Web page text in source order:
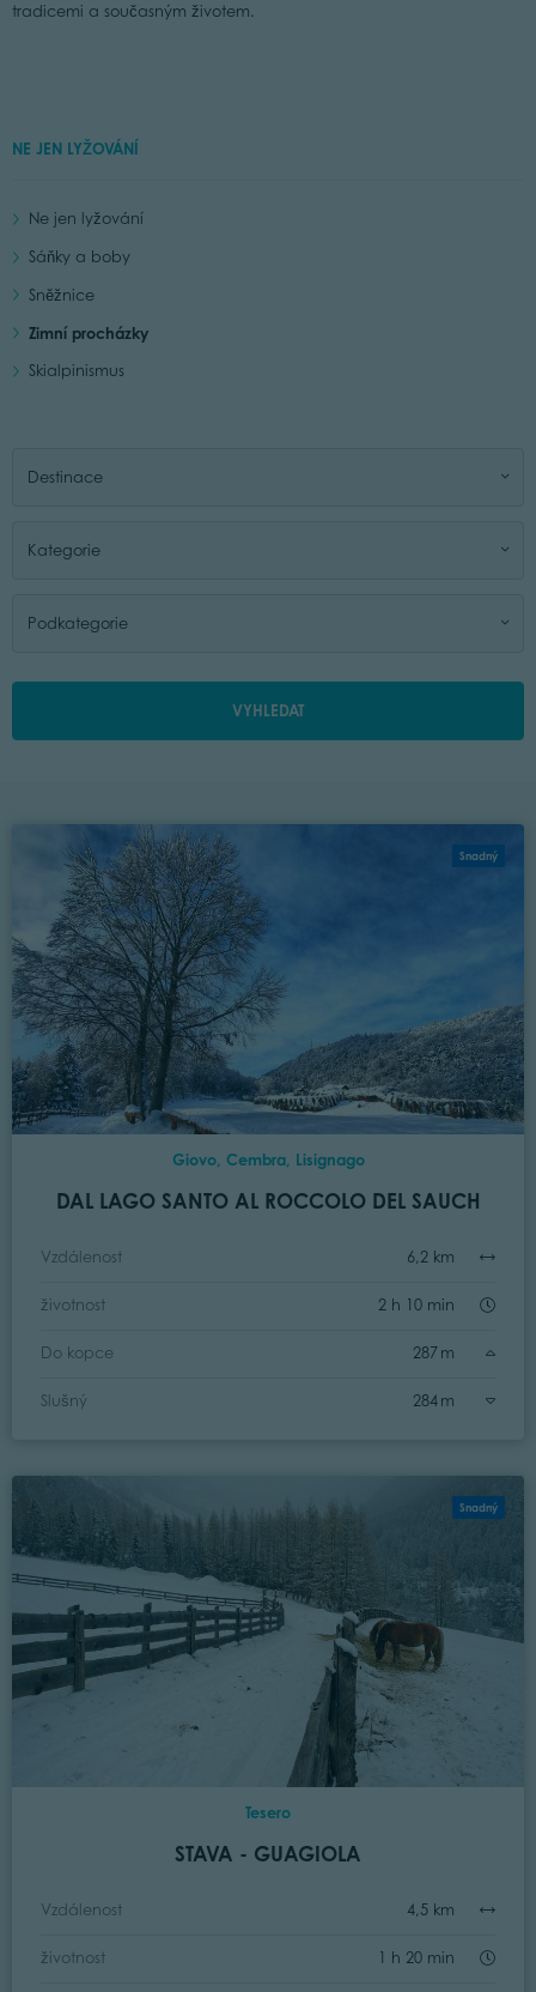
tradicemi a současným životem.
NE JEN LYŽOVÁNÍ
Ne jen lyžování
Sáňky a boby
Sněžnice
Zimní procházky
Skialpinismus
Destinace
Kategorie
Podkategorie
VYHLEDAT
Snadný
Giovo, Cembra, Lisignago
DAL LAGO SANTO AL ROCCOLO DEL SAUCH
Vzdálenost 6,2 km
životnost 2 h 10 min
Do kopce 287 m
Slušný 284 m
Snadný
Tesero
STAVA - GUAGIOLA
Vzdálenost 4,5 km
životnost 1 h 20 min